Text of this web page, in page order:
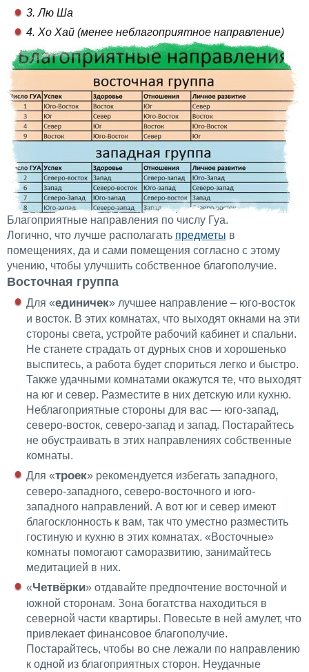
3. Лю Ша
4. Хо Хай (менее неблагоприятное направление)
Благоприятные направления по числу Гуа.
Логично, что лучше располагать предметы в
помещениях, да и сами помещения согласно с этому
учению, чтобы улучшить собственное благополучие.
Восточная группа
Для «единичек» лучшее направление – юго-восток
и восток. В этих комнатах, что выходят окнами на эти
стороны света, устройте рабочий кабинет и спальни.
Не станете страдать от дурных снов и хорошенько
выспитесь, а работа будет спориться легко и быстро.
Также удачными комнатами окажутся те, что выходят
на юг и север. Разместите в них детскую или кухню.
Неблагоприятные стороны для вас — юго-запад,
северо-восток, северо-запад и запад. Постарайтесь
не обустраивать в этих направлениях собственные
комнаты.
Для «троек» рекомендуется избегать западного,
северо-западного, северо-восточного и юго-
западного направлений. А вот юг и север имеют
благосклонность к вам, так что уместно разместить
гостиную и кухню в этих комнатах. «Восточные»
комнаты помогают саморазвитию, занимайтесь
медитацией в них.
«Четвёрки» отдавайте предпочтение восточной и
южной сторонам. Зона богатства находиться в
северной части квартиры. Повесьте в ней амулет, что
привлекает финансовое благополучие.
Постарайтесь, чтобы во сне лежали по направлению
к одной из благоприятных сторон. Неудачные